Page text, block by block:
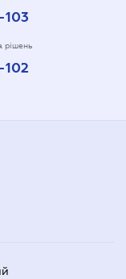
рішень